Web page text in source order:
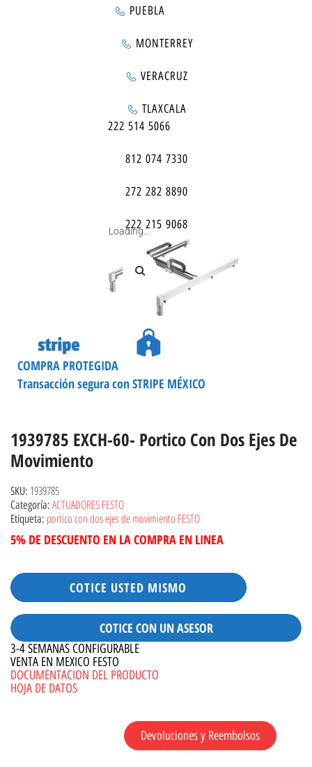
PUEBLA
MONTERREY
VERACRUZ
TLAXCALA
222 514 5066
812 074 7330
272 282 8890
222 215 9068
Loading...
Transacción segura con STRIPE MÉXICO
COMPRA PROTEGIDA
1939785 EXCH-60- Portico Con Dos Ejes De
Movimiento
SKU: 1939785
Categoría: ACTUADORES FESTO
Etiqueta: portico con dos ejes de movimiento FESTO
5% DE DESCUENTO EN LA COMPRA EN LINEA
COTICE USTED MISMO
COTICE CON UN ASESOR
3-4 SEMANAS CONFIGURABLE
VENTA EN MEXICO FESTO
DOCUMENTACION DEL PRODUCTO
HOJA DE DATOS
Devoluciones y Reembolsos